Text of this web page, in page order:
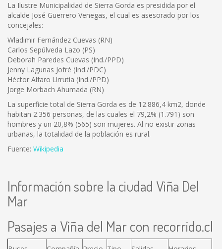
La Ilustre Municipalidad de Sierra Gorda es presidida por el
alcalde José Guerrero Venegas, el cual es asesorado por los
concejales:
Wladimir Fernández Cuevas (RN)
Carlos Sepúlveda Lazo (PS)
Deborah Paredes Cuevas (Ind./PPD)
Jenny Lagunas Jofré (Ind./PDC)
Héctor Alfaro Urrutia (Ind./PPD)
Jorge Morbach Ahumada (RN)
La superficie total de Sierra Gorda es de 12.886,4 km2, donde
habitan 2.356 personas, de las cuales el 79,2% (1.791) son
hombres y un 20,8% (565) son mujeres. Al no existir zonas
urbanas, la totalidad de la población es rural.
Fuente: Wikipedia
Información sobre la ciudad Viña Del
Mar
Pasajes a Viña del Mar con recorrido.cl